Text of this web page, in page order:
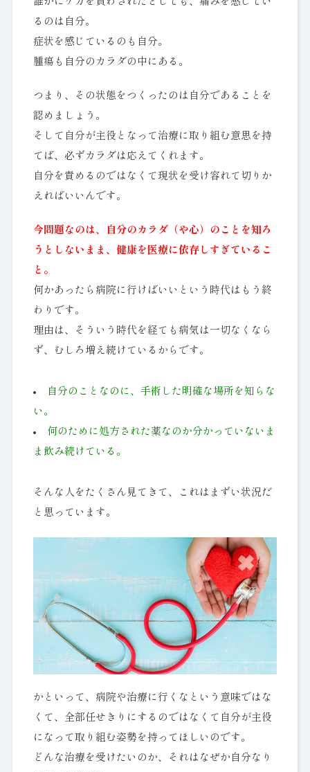
誰かにケガを負わされたとしても、痛みを感じてい
るのは自分。
症状を感じているのも自分。
腫瘍も自分のカラダの中にある。
つまり、その状態をつくったのは自分であることを
認めましょう。
そして自分が主役となって治療に取り組む意思を持
てば、必ずカラダは応えてくれます。
自分を責めるのではなくて現状を受け容れて切りか
えればいいんです。
今問題なのは、自分のカラダ（や心）のことを知ろ
うとしないまま、健康を医療に依存しすぎているこ
と。
何かあったら病院に行けばいいという時代はもう終
わりです。
理由は、そういう時代を経ても病気は一切なくなら
ず、むしろ増え続けているからです。
自分のことなのに、手術した明確な場所を知らな
い。
何のために処方された薬なのか分かっていないま
ま飲み続けている。
そんな人をたくさん見てきて、これはまずい状況だ
と思っています。
かといって、病院や治療に行くなという意味ではな
くて、全部任せきりにするのではなくて自分が主役
になって取り組む姿勢を持ってほしいのです。
どんな治療を受けたいのか、それはなぜか自分なり